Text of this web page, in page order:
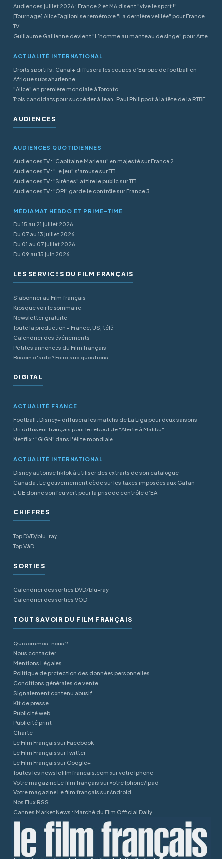
Audiences juillet 2026 : France 2 et M6 disent "vive le sport !"
[Tournage] Alice Taglioni se remémore "La dernière veillée" pour France
TV
Guillaume Gallienne devient "L’homme au manteau de singe" pour Arte
ACTUALITÉ INTERNATIONAL
Droits sportifs : Canal+ diffusera les coupes d’Europe de football en
Afrique subsaharienne
"Alice" en première mondiale à Toronto
Trois candidats pour succéder à Jean-Paul Philippot à la tête de la RTBF
AUDIENCES
AUDIENCES QUOTIDIENNES
Audiences TV : “Capitaine Marleau” en majesté sur France 2
Audiences TV : "Le jeu" s'amuse sur TF1
Audiences TV : "Sirènes" attire le public sur TF1
Audiences TV : "OPJ" garde le contrôle sur France 3
MÉDIAMAT HEBDO ET PRIME-TIME
Du 15 au 21 juillet 2026
Du 07 au 13 juillet 2026
Du 01 au 07 juillet 2026
Du 09 au 15 juin 2026
LES SERVICES DU FILM FRANÇAIS
S'abonner au Film français
Kiosque voir le sommaire
Newsletter gratuite
Toute la production - France, US, télé
Calendrier des événements
Petites annonces du Film français
Besoin d'aide ? Foire aux questions
DIGITAL
ACTUALITÉ FRANCE
Football : Disney+ diffusera les matchs de La Liga pour deux saisons
Un diffuseur français pour le reboot de "Alerte à Malibu"
Netflix : "GIGN" dans l'élite mondiale
ACTUALITÉ INTERNATIONAL
Disney autorise TikTok à utiliser des extraits de son catalogue
Canada : Le gouvernement cède sur les taxes imposées aux Gafan
L’UE donne son feu vert pour la prise de contrôle d’EA
CHIFFRES
Top DVD/blu-ray
Top VàD
SORTIES
Calendrier des sorties DVD/blu-ray
Calendrier des sorties VOD
TOUT SAVOIR DU FILM FRANÇAIS
Qui sommes-nous ?
Nous contacter
Mentions Légales
Politique de protection des données personnelles
Conditions générales de vente
Signalement contenu abusif
Kit de presse
Publicité web
Publicité print
Charte
Le Film Français sur Facebook
Le Film Français sur Twitter
Le Film Français sur Google+
Toutes les news lefilmfrancais.com sur votre Iphone
Votre magazine Le film français sur votre Iphone/Ipad
Votre magazine Le film français sur Android
Nos Flux RSS
Cannes Market News : Marché du Film Official Daily